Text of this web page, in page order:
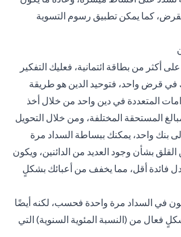
كما يمكن تطبيق رسوم التسوية
أكثر من بطاقة ائتمانية، فعليك التفكير
في قرض واحد، فتوحيد الدين هو طريقة
المتعددة في دين واحد من خلال أخذ
المستحقة المختلفة، ومن خلال التحويل
بنك واحد، يمكنك ببساطة السداد مرة
القلق بشأن وجود العديد من الدائنين، ويكون
فائدة أقل، مما يخفف من أعبائك بشكلٍ
في السداد مرة واحدة فحسب، لكنه أيضًا
فعال من (النسبة المئوية السنوية) التي